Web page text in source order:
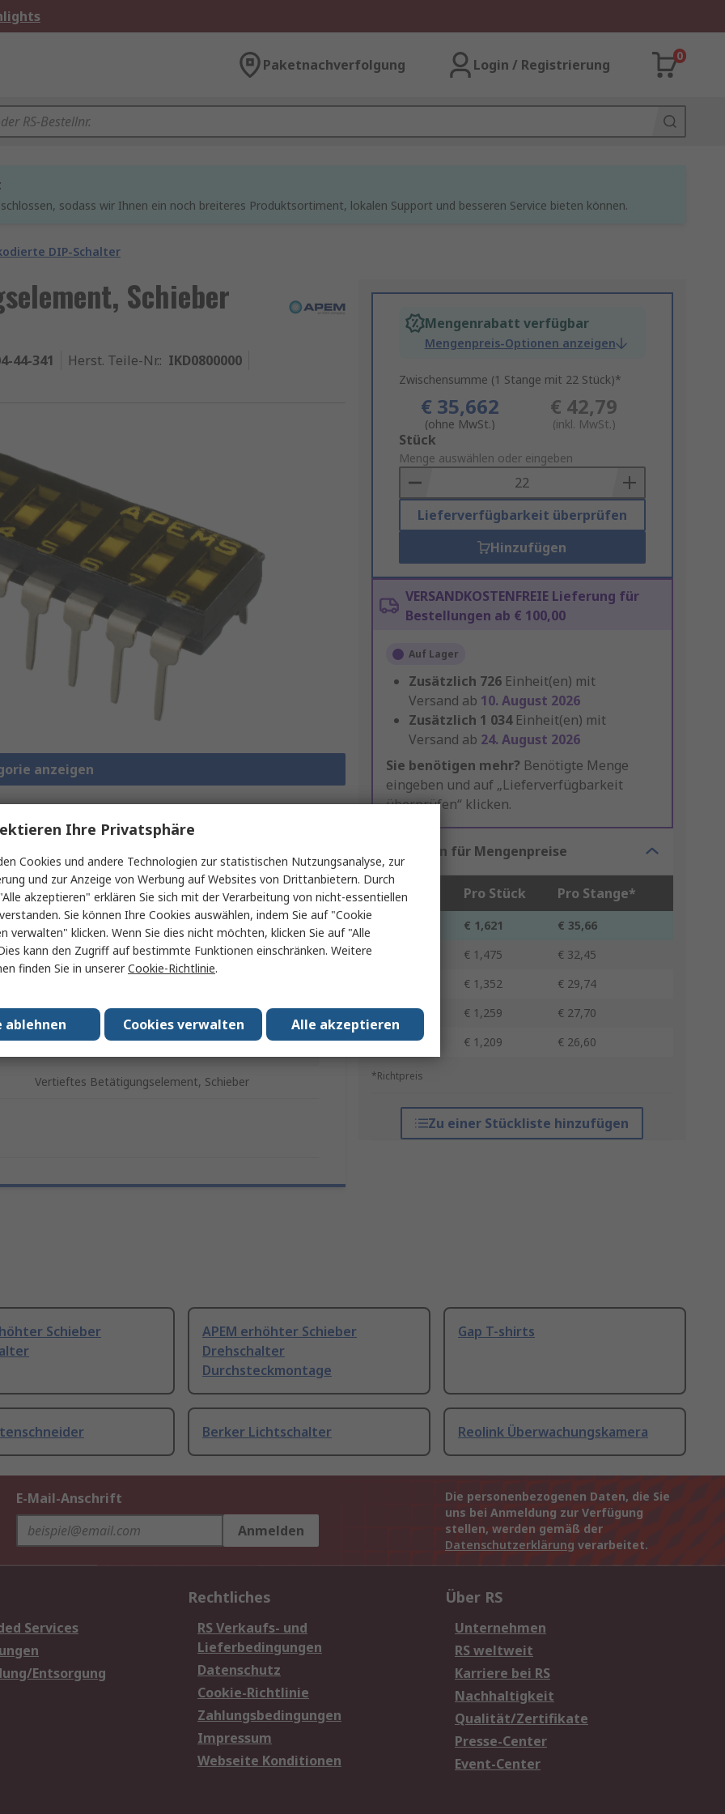
Paketnachverfolgung Login / Registrierung
0
sodass wir Ihnen ein noch breiteres Produktsortiment, lokalen Support und besseren Service bieten können.
DIP-Schalter
Schieber
44-341 Herst. Teile-Nr.: IKD0800000
anzeigen
Mengenrabatt verfügbar
Mengenpreis-Optionen anzeigen
Zwischensumme (1 Stange mit 22 Stück)*
€ 35,662
(ohne MwSt.)
€ 42,79
(inkl. MwSt.)
Add
to
Basket
Stück
Menge auswählen oder eingeben
Lieferverfügbarkeit überprüfen
Hinzufügen
VERSANDKOSTENFREIE Lieferung für
Bestellungen ab € 100,00
Auf Lager
Zusätzlich 726 Einheit(en) mit
Versand ab 10. August 2026
Zusätzlich 1 034 Einheit(en) mit
Versand ab 24. August 2026
Sie benötigen mehr? Benötigte Menge
eingeben und auf „Lieferverfügbarkeit
überprüfen“ klicken.
Optionen für Mengenpreise
Stück Pro Stück Pro Stange*
€ 1,621
€ 35,66
€ 1,475
€ 32,45
€ 1,352
€ 29,74
550 - 858
€ 1,259
€ 27,70
880 +
€ 1,209 € 26,60
*Richtpreis
Zu einer Stückliste hinzufügen
und
Rechtliche
Anforderungen
oder mehrere Eigenschaften auswählen.
Vertieftes Betätigungselement, Schieber
Schieber
APEM erhöhter Schieber
Drehschalter
Durchsteckmontage
Gap T-shirts
Berker Lichtschalter Reolink Überwachungskamera
E-Mail-Anschrift
Anmelden
Die personenbezogenen Daten, die Sie
uns bei Anmeldung zur Verfügung
stellen, werden gemäß der
Datenschutzerklärung verarbeitet.
Services
Entsorgung
Rechtliches
RS Verkaufs- und
Lieferbedingungen
Datenschutz
Cookie-Richtlinie
Zahlungsbedingungen
Impressum
Webseite Konditionen
Über RS
Unternehmen
RS weltweit
Karriere bei RS
Nachhaltigkeit
Qualität/Zertifikate
Presse-Center
Event-Center
Ihre Privatsphäre
Cookies und andere Technologien zur statistischen Nutzungsanalyse, zur
und zur Anzeige von Werbung auf Websites von Drittanbietern. Durch
akzeptieren" erklären Sie sich mit der Verarbeitung von nicht-essentiellen
Sie können Ihre Cookies auswählen, indem Sie auf "Cookie
verwalten" klicken. Wenn Sie dies nicht möchten, klicken Sie auf "Alle
kann den Zugriff auf bestimmte Funktionen einschränken. Weitere
finden Sie in unsererCookie-Richtlinie.
Alle akzeptieren
Cookies verwalten
ablehnen